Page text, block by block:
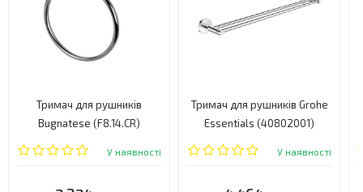
Тримач для рушників
Bugnatese (F8.14.CR)
У наявності
Тримач для рушників Grohe
Essentials (40802001)
У наявності